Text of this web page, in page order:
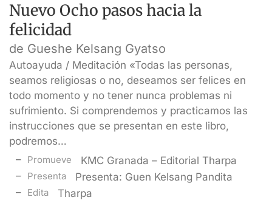
Nuevo Ocho pasos hacia la
felicidad
de Gueshe Kelsang Gyatso
Autoayuda / Meditación «Todas las personas,
seamos religiosas o no, deseamos ser felices en
todo momento y no tener nunca problemas ni
sufrimiento. Si comprendemos y practicamos las
instrucciones que se presentan en este libro,
podremos…
Promueve KMC Granada – Editorial Tharpa
Presenta Presenta: Guen Kelsang Pandita
Edita Tharpa